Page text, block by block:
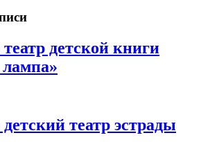
детской книги
театр эстрады